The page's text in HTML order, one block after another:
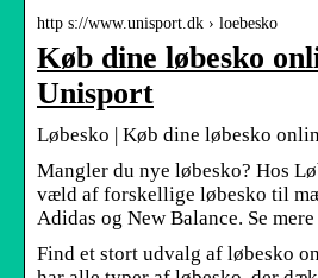
http s://www.unisport.dk › loebesko
Køb dine løbesko
Unisport
Løbesko | Køb dine løbesko
Mangler du nye løbesko? Hos
væld af forskellige løbesko til
Adidas og New Balance. Se mere
Find et stort udvalg af løbesko